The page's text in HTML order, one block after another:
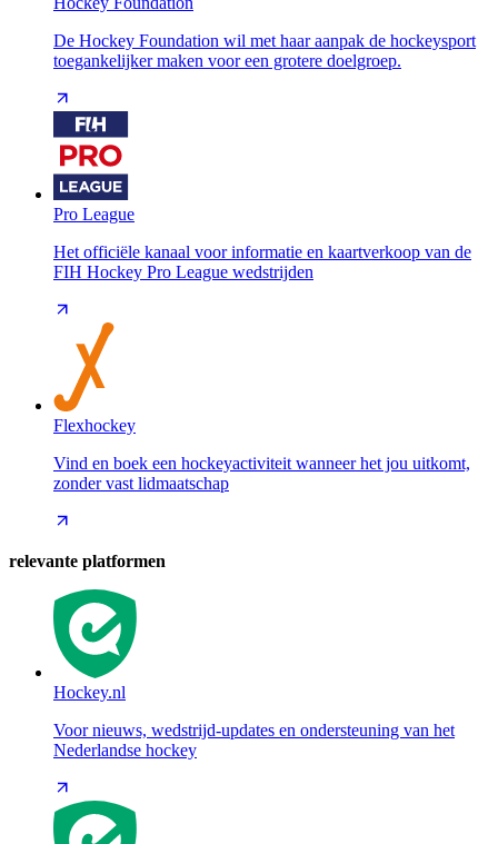
De Hockey Foundation wil met haar aanpak de hockeysport
toegankelijker maken voor een grotere doelgroep.
Pro League
Het officiële kanaal voor informatie en kaartverkoop van de
FIH Hockey Pro League wedstrijden
Flexhockey
Vind en boek een hockeyactiviteit wanneer het jou uitkomt,
zonder vast lidmaatschap
relevante platformen
Hockey.nl
Voor nieuws, wedstrijd-updates en ondersteuning van het
Nederlandse hockey